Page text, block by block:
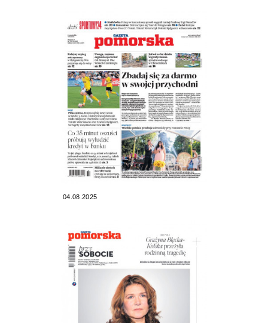
04.08.2025